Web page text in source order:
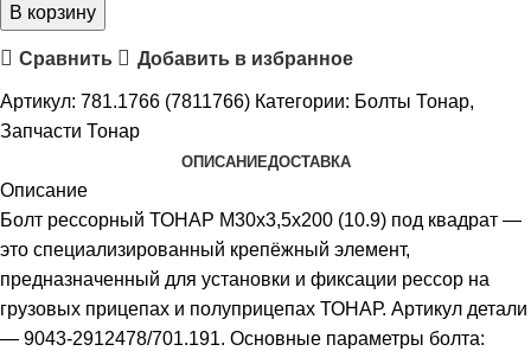
В корзину
Сравнить Добавить в избранное
Артикул: 781.1766 (7811766) Категории: Болты Тонар,
Запчасти Тонар
ОПИСАНИЕДОСТАВКА
Описание
Болт рессорный ТОНАР М30х3,5х200 (10.9) под квадрат —
это специализированный крепёжный элемент,
предназначенный для установки и фиксации рессор на
грузовых прицепах и полуприцепах ТОНАР. Артикул детали
— 9043-2912478/701.191. Основные параметры болта: